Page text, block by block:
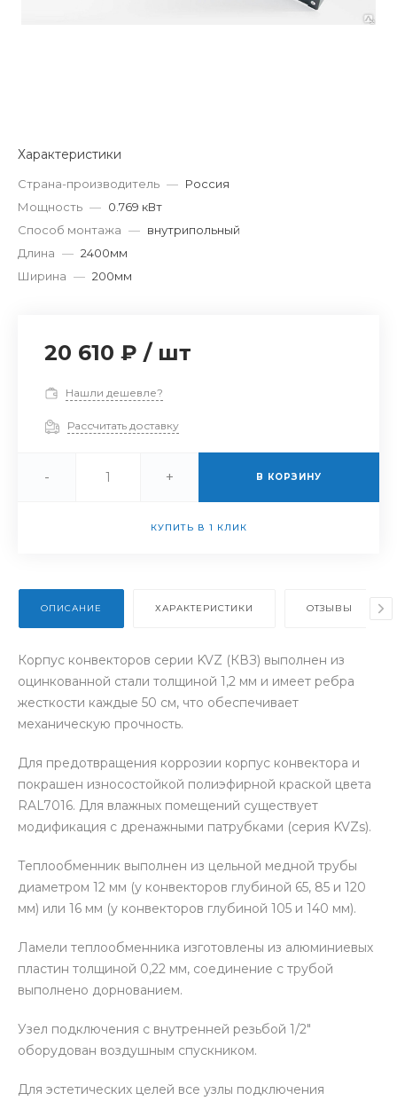
Характеристики
Страна-производитель — Россия
Мощность — 0.769 кВт
Способ монтажа — внутрипольный
Длина — 2400мм
Ширина — 200мм
20 610 ₽ / шт
Нашли дешевле?
Рассчитать доставку
- + В КОРЗИНУ
КУПИТЬ В 1 КЛИК
ОПИСАНИЕ ХАРАКТЕРИСТИКИ ОТЗЫВЫ
Корпус конвекторов серии KVZ (КВЗ) выполнен из
оцинкованной стали толщиной 1,2 мм и имеет ребра
жесткости каждые 50 см, что обеспечивает
механическую прочность.
Для предотвращения коррозии корпус конвектора и
покрашен износостойкой полиэфирной краской цвета
RAL7016. Для влажных помещений существует
модификация с дренажными патрубками (серия KVZs).
Теплообменник выполнен из цельной медной трубы
диаметром 12 мм (у конвекторов глубиной 65, 85 и 120
мм) или 16 мм (у конвекторов глубиной 105 и 140 мм).
Ламели теплообменника изготовлены из алюминиевых
пластин толщиной 0,22 мм, соединение с трубой
выполнено дорнованием.
Узел подключения с внутренней резьбой 1/2″
оборудован воздушным спускником.
Для эстетических целей все узлы подключения